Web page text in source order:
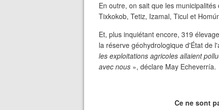
En outre, on sait que les
Tixkokob, Tetiz, Izamal, Ticul et
Et, plus inquiétant encore, 319
la réserve géohydrologique d'État de
les exploitations agricoles allaient
avec nous », déclare May Echeverría.
Ce ne sont